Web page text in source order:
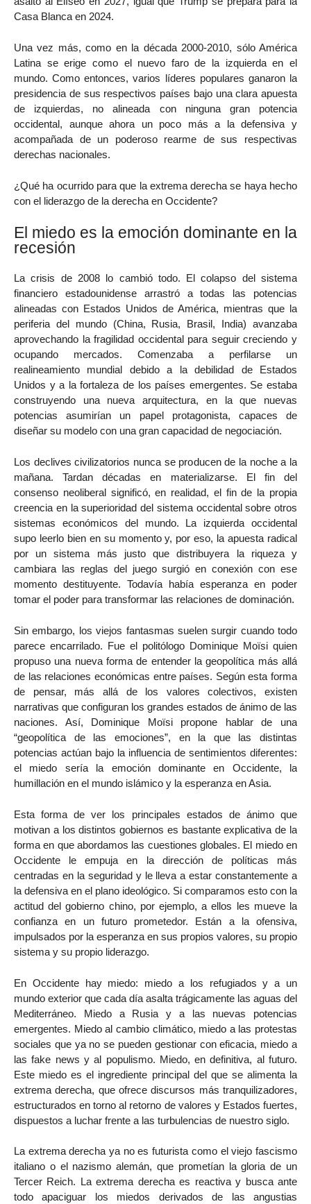
Casa Blanca en 2024.
Una vez más, como en la década 2000-2010, sólo América
Latina se erige como el nuevo faro de la izquierda en el
mundo. Como entonces, varios líderes populares ganaron la
presidencia de sus respectivos países bajo una clara apuesta
de izquierdas, no alineada con ninguna gran potencia
occidental, aunque ahora un poco más a la defensiva y
acompañada de un poderoso rearme de sus respectivas
derechas nacionales.
¿Qué ha ocurrido para que la extrema derecha se haya hecho
con el liderazgo de la derecha en Occidente?
El miedo es la emoción dominante en la
recesión
La crisis de 2008 lo cambió todo. El colapso del sistema
financiero estadounidense arrastró a todas las potencias
alineadas con Estados Unidos de América, mientras que la
periferia del mundo (China, Rusia, Brasil, India) avanzaba
aprovechando la fragilidad occidental para seguir creciendo y
ocupando mercados. Comenzaba a perfilarse un
realineamiento mundial debido a la debilidad de Estados
Unidos y a la fortaleza de los países emergentes. Se estaba
construyendo una nueva arquitectura, en la que nuevas
potencias asumirían un papel protagonista, capaces de
diseñar su modelo con una gran capacidad de negociación.
Los declives civilizatorios nunca se producen de la noche a la
mañana. Tardan décadas en materializarse. El fin del
consenso neoliberal significó, en realidad, el fin de la propia
creencia en la superioridad del sistema occidental sobre otros
sistemas económicos del mundo. La izquierda occidental
supo leerlo bien en su momento y, por eso, la apuesta radical
por un sistema más justo que distribuyera la riqueza y
cambiara las reglas del juego surgió en conexión con ese
momento destituyente. Todavía había esperanza en poder
tomar el poder para transformar las relaciones de dominación.
Sin embargo, los viejos fantasmas suelen surgir cuando todo
parece encarrilado. Fue el politólogo Dominique Moïsi quien
propuso una nueva forma de entender la geopolítica más allá
de las relaciones económicas entre países. Según esta forma
de pensar, más allá de los valores colectivos, existen
narrativas que configuran los grandes estados de ánimo de las
naciones. Así, Dominique Moïsi propone hablar de una
“geopolítica de las emociones”, en la que las distintas
potencias actúan bajo la influencia de sentimientos diferentes:
el miedo sería la emoción dominante en Occidente, la
humillación en el mundo islámico y la esperanza en Asia.
Esta forma de ver los principales estados de ánimo que
motivan a los distintos gobiernos es bastante explicativa de la
forma en que abordamos las cuestiones globales. El miedo en
Occidente le empuja en la dirección de políticas más
centradas en la seguridad y le lleva a estar constantemente a
la defensiva en el plano ideológico. Si comparamos esto con la
actitud del gobierno chino, por ejemplo, a ellos les mueve la
confianza en un futuro prometedor. Están a la ofensiva,
impulsados por la esperanza en sus propios valores, su propio
sistema y su propio liderazgo.
En Occidente hay miedo: miedo a los refugiados y a un
mundo exterior que cada día asalta trágicamente las aguas del
Mediterráneo. Miedo a Rusia y a las nuevas potencias
emergentes. Miedo al cambio climático, miedo a las protestas
sociales que ya no se pueden gestionar con eficacia, miedo a
las fake news y al populismo. Miedo, en definitiva, al futuro.
Este miedo es el ingrediente principal del que se alimenta la
extrema derecha, que ofrece discursos más tranquilizadores,
estructurados en torno al retorno de valores y Estados fuertes,
dispuestos a luchar frente a las turbulencias de nuestro siglo.
La extrema derecha ya no es futurista como el viejo fascismo
italiano o el nazismo alemán, que prometían la gloria de un
Tercer Reich. La extrema derecha es reactiva y busca ante
todo apaciguar los miedos derivados de las angustias